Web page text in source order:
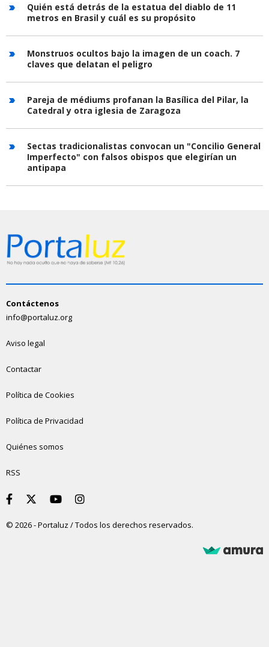
Quién está detrás de la estatua del diablo de 11
metros en Brasil y cuál es su propósito
Monstruos ocultos bajo la imagen de un coach. 7
claves que delatan el peligro
Pareja de médiums profanan la Basílica del Pilar, la
Catedral y otra iglesia de Zaragoza
Sectas tradicionalistas convocan un "Concilio General
Imperfecto" con falsos obispos que elegirían un
antipapa
Contáctenos
info@portaluz.org
Aviso legal
Contactar
Política de Cookies
Política de Privacidad
Quiénes somos
RSS
© 2026 - Portaluz / Todos los derechos reservados.